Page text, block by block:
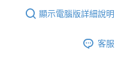
顯示電腦版詳細說明
客服